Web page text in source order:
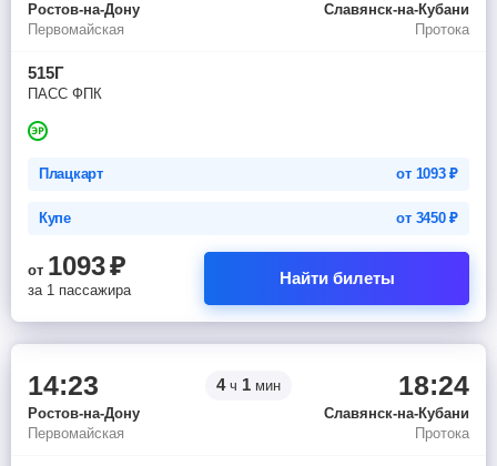
Ростов-на-Дону
Славянск-на-Кубани
Первомайская
Протока
515Г
ПАСС ФПК
Плацкарт от 1093₽
Купе от 3450₽
от 1093₽
за 1 пассажира
Найти билеты
14:23 4ч 1 мин 18:24
Ростов-на-Дону
Славянск-на-Кубани
Первомайская
Протока